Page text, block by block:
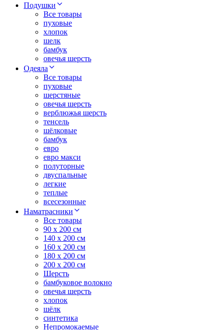
Подушки
Все товары
пуховые
хлопок
шелк
бамбук
овечья шерсть
Одеяла
Все товары
пуховые
шерстяные
овечья шерсть
верблюжья шерсть
тенсель
шёлковые
бамбук
евро
евро макси
полуторные
двуспальные
легкие
теплые
всесезонные
Наматрасники
Все товары
90 x 200 см
140 x 200 см
160 x 200 см
180 x 200 см
200 x 200 см
Шерсть
бамбуковое волокно
овечья шерсть
хлопок
шёлк
синтетика
Непромокаемые